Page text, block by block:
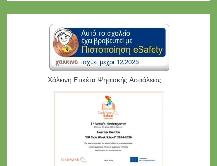
Χάλκινη Ετικέτα Ψηφιακής Ασφάλειας